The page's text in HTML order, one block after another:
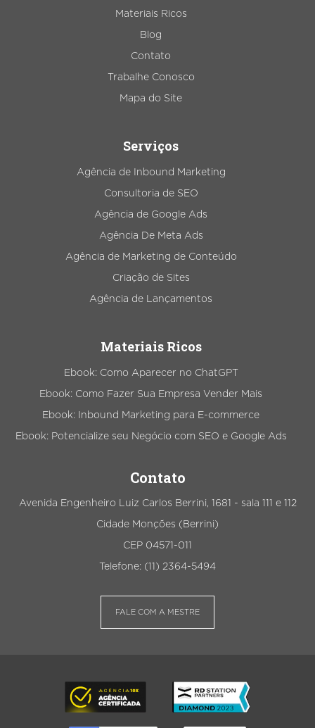
Materiais Ricos
Blog
Contato
Trabalhe Conosco
Mapa do Site
Serviços
Agência de Inbound Marketing
Consultoria de SEO
Agência de Google Ads
Agência De Meta Ads
Agência de Marketing de Conteúdo
Criação de Sites
Agência de Lançamentos
Materiais Ricos
Ebook: Como Aparecer no ChatGPT
Ebook: Como Fazer Sua Empresa Vender Mais
Ebook: Inbound Marketing para E-commerce
Ebook: Potencialize seu Negócio com SEO e Google Ads
Contato
Avenida Engenheiro Luiz Carlos Berrini, 1681 - sala 111 e 112
Cidade Monções (Berrini)
CEP 04571-011
Telefone: (11) 2364-5494
FALE COM A MESTRE